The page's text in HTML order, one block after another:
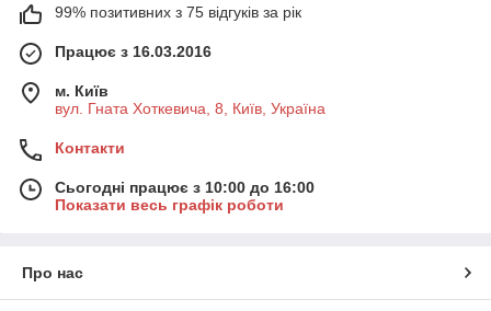
99% позитивних з 75 відгуків за рік
Працює з 16.03.2016
м. Київ
вул. Гната Хоткевича, 8, Київ, Україна
Контакти
Сьогодні працює з 10:00 до 16:00
Показати весь графік роботи
Про нас